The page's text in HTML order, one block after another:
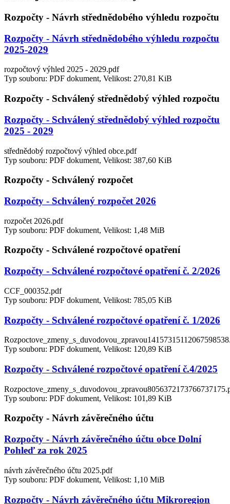
Rozpočty - Návrh střednědobého výhledu rozpočtu
Rozpočty - Návrh střednědobého výhledu rozpočtu
2025-2029
rozpočtový výhled 2025 - 2029.pdf
Typ souboru: PDF dokument, Velikost: 270,81 KiB
Rozpočty - Schválený střednědobý výhled rozpočtu
Rozpočty - Schválený střednědobý výhled rozpočtu
2025 - 2029
střednědobý rozpočtový výhled obce.pdf
Typ souboru: PDF dokument, Velikost: 387,60 KiB
Rozpočty - Schválený rozpočet
Rozpočty - Schválený rozpočet 2026
rozpočet 2026.pdf
Typ souboru: PDF dokument, Velikost: 1,48 MiB
Rozpočty - Schválené rozpočtové opatření
Rozpočty - Schválené rozpočtové opatření č. 2/2026
CCF_000352.pdf
Typ souboru: PDF dokument, Velikost: 785,05 KiB
Rozpočty - Schválené rozpočtové opatření č. 1/2026
Typ souboru: PDF dokument, Velikost: 120,89 KiB
Rozpočty - Schválené rozpočtové opatření č.4/2025
Typ souboru: PDF dokument, Velikost: 101,89 KiB
Rozpočty - Návrh závěrečného účtu
Rozpočty - Návrh závěrečného účtu obce Dolní
Pohleď za rok 2025
návrh závěrečného účtu 2025.pdf
Typ souboru: PDF dokument, Velikost: 1,10 MiB
Rozpočty - Návrh závěrečného účtu Mikroregion